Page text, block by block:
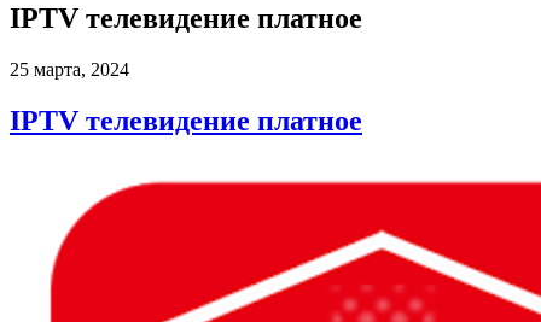
IPTV телевидение платное
25 марта, 2024
IPTV телевидение платное